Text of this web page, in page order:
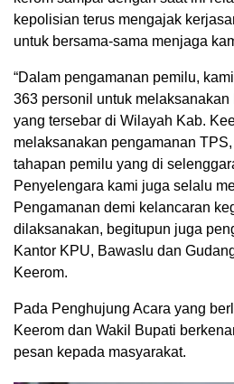
kepolisian terus mengajak
untuk bersama-sama menjaga
“Dalam pengamanan pemilu,
363 personil untuk
yang tersebar di Wilayah Kab.
melaksanakan pengamanan
tahapan pemilu yang di
Penyelengara kami juga selalu
Pengamanan demi kelancaran
dilaksanakan, begitupun juga
Kantor KPU, Bawaslu dan
Keerom.
Pada Penghujung Acara yang
Keerom dan Wakil Bupati
pesan kepada masyarakat.